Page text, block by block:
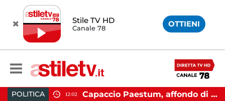
Stile TV HD
Canale 78 OTTIENI
POLITICA 12:02 Capaccio Paestum, affondo di Forza Italia: "Paolino è arrivato al capolinea"